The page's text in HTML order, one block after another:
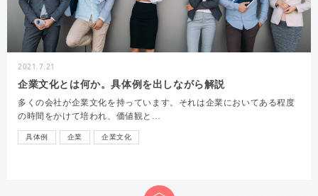
2021.7.21
企業文化とは何か。具体例を出しながら解説
多くの会社が企業文化を持っています。それは企業においてある程度
の時間をかけて培われ、価値観と…
具体例 企業 企業文化